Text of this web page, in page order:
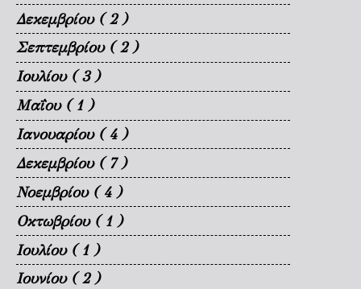
Δεκεμβρίου ( 2 )
Σεπτεμβρίου ( 2 )
Ιουλίου ( 3 )
Μαΐου ( 1 )
Ιανουαρίου ( 4 )
Δεκεμβρίου ( 7 )
Νοεμβρίου ( 4 )
Οκτωβρίου ( 1 )
Ιουλίου ( 1 )
Ιουνίου ( 2 )